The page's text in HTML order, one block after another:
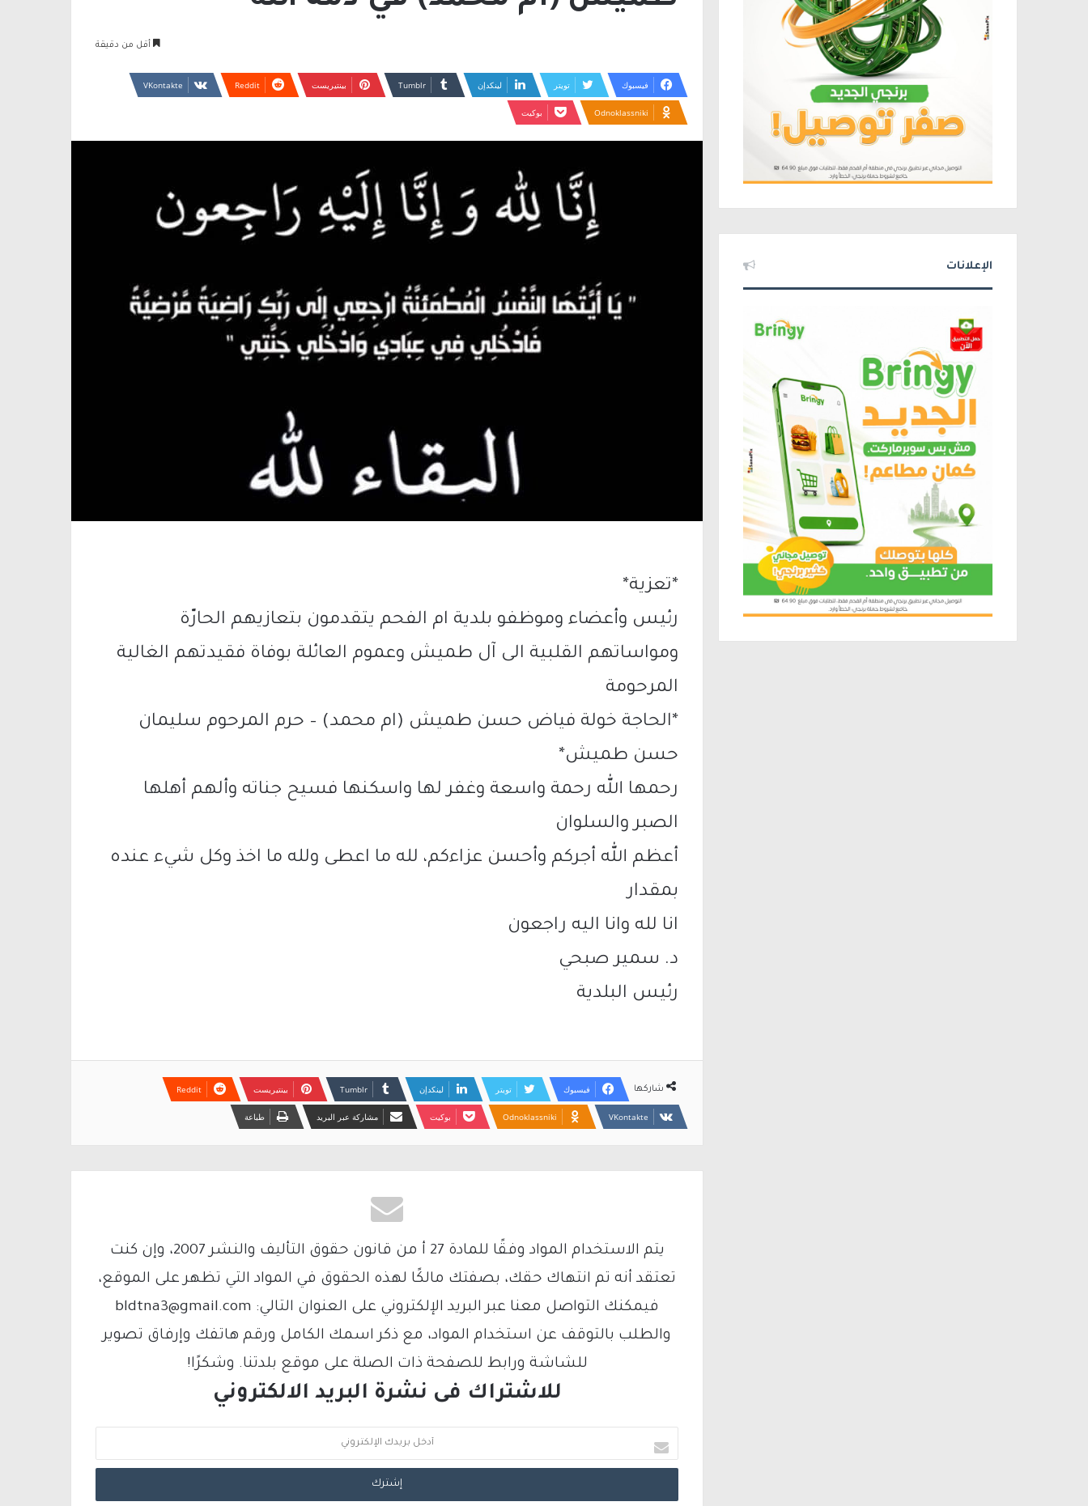
أقل من دقيقة
فيسبوك تويتر لينكدإن بينتيريست
Odnoklassniki بوكيت
*تعزية*
رئيس وأعضاء وموظفو بلدية ام الفحم يتقدمون بتعازيهم الحارّة
ومواساتهم القلبية الى آل طميش وعموم العائلة بوفاة فقيدتهم الغالية
المرحومة
*الحاجة خولة فياض حسن طميش (ام محمد) – حرم المرحوم سليمان
حسن طميش*
رحمها الله رحمة واسعة وغفر لها واسكنها فسيح جناته وألهم أهلها
الصبر والسلوان
أعظم الله أجركم وأحسن عزاءكم، لله ما اعطى ولله ما اخذ وكل شيء عنده
بمقدار
انا لله وانا اليه راجعون
د. سمير صبحي
رئيس البلدية
شاركها فيسبوك تويتر لينكدإن بينتيريست
Odnoklassniki بوكيت مشاركة عبر البريد طباعة
يتم الاستخدام المواد وفقًا للمادة 27 أ من قانون حقوق التأليف والنشر 2007، وإن كنت
تعتقد أنه تم انتهاك حقك، بصفتك مالكًا لهذه الحقوق في المواد التي تظهر على الموقع،
فيمكنك التواصل معنا عبر البريد الإلكتروني على العنوان التالي: bldtna3@gmail.com
والطلب بالتوقف عن استخدام المواد، مع ذكر اسمك الكامل ورقم هاتفك وإرفاق تصوير
للشاشة ورابط للصفحة ذات الصلة على موقع بلدتنا. وشكرًا!
للاشتراك فى نشرة البريد الالكتروني
د
خ
الإعلانات